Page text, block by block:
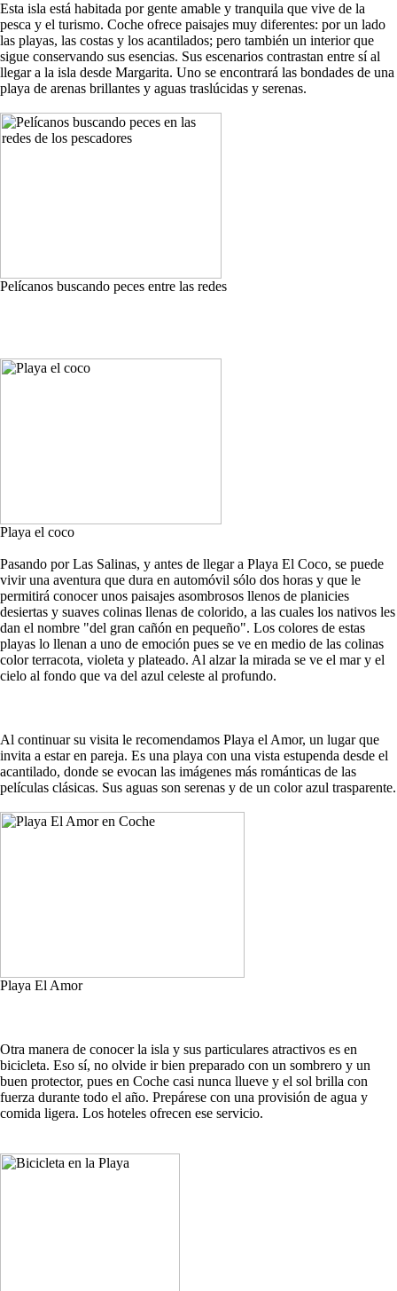
Esta isla está habitada por gente amable y tranquila que vive de la
pesca y el turismo. Coche ofrece paisajes muy diferentes: por un lado
las playas, las costas y los acantilados; pero también un interior que
sigue conservando sus esencias. Sus escenarios contrastan entre sí al
llegar a la isla desde Margarita. Uno se encontrará las bondades de una
playa de arenas brillantes y aguas traslúcidas y serenas.
Pelícanos buscando peces entre las redes
Playa el coco
Pasando por Las Salinas, y antes de llegar a Playa El Coco, se puede
vivir una aventura que dura en automóvil sólo dos horas y que le
permitirá conocer unos paisajes asombrosos llenos de planicies
desiertas y suaves colinas llenas de colorido, a las cuales los nativos les
dan el nombre "del gran cañón en pequeño". Los colores de estas
playas lo llenan a uno de emoción pues se ve en medio de las colinas
color terracota, violeta y plateado. Al alzar la mirada se ve el mar y el
cielo al fondo que va del azul celeste al profundo.
Al continuar su visita le recomendamos Playa el Amor, un lugar que
invita a estar en pareja. Es una playa con una vista estupenda desde el
acantilado, donde se evocan las imágenes más románticas de las
películas clásicas. Sus aguas son serenas y de un color azul trasparente.
Playa El Amor
Otra manera de conocer la isla y sus particulares atractivos es en
bicicleta. Eso sí, no olvide ir bien preparado con un sombrero y un
buen protector, pues en Coche casi nunca llueve y el sol brilla con
fuerza durante todo el año. Prepárese con una provisión de agua y
comida ligera. Los hoteles ofrecen ese servicio.